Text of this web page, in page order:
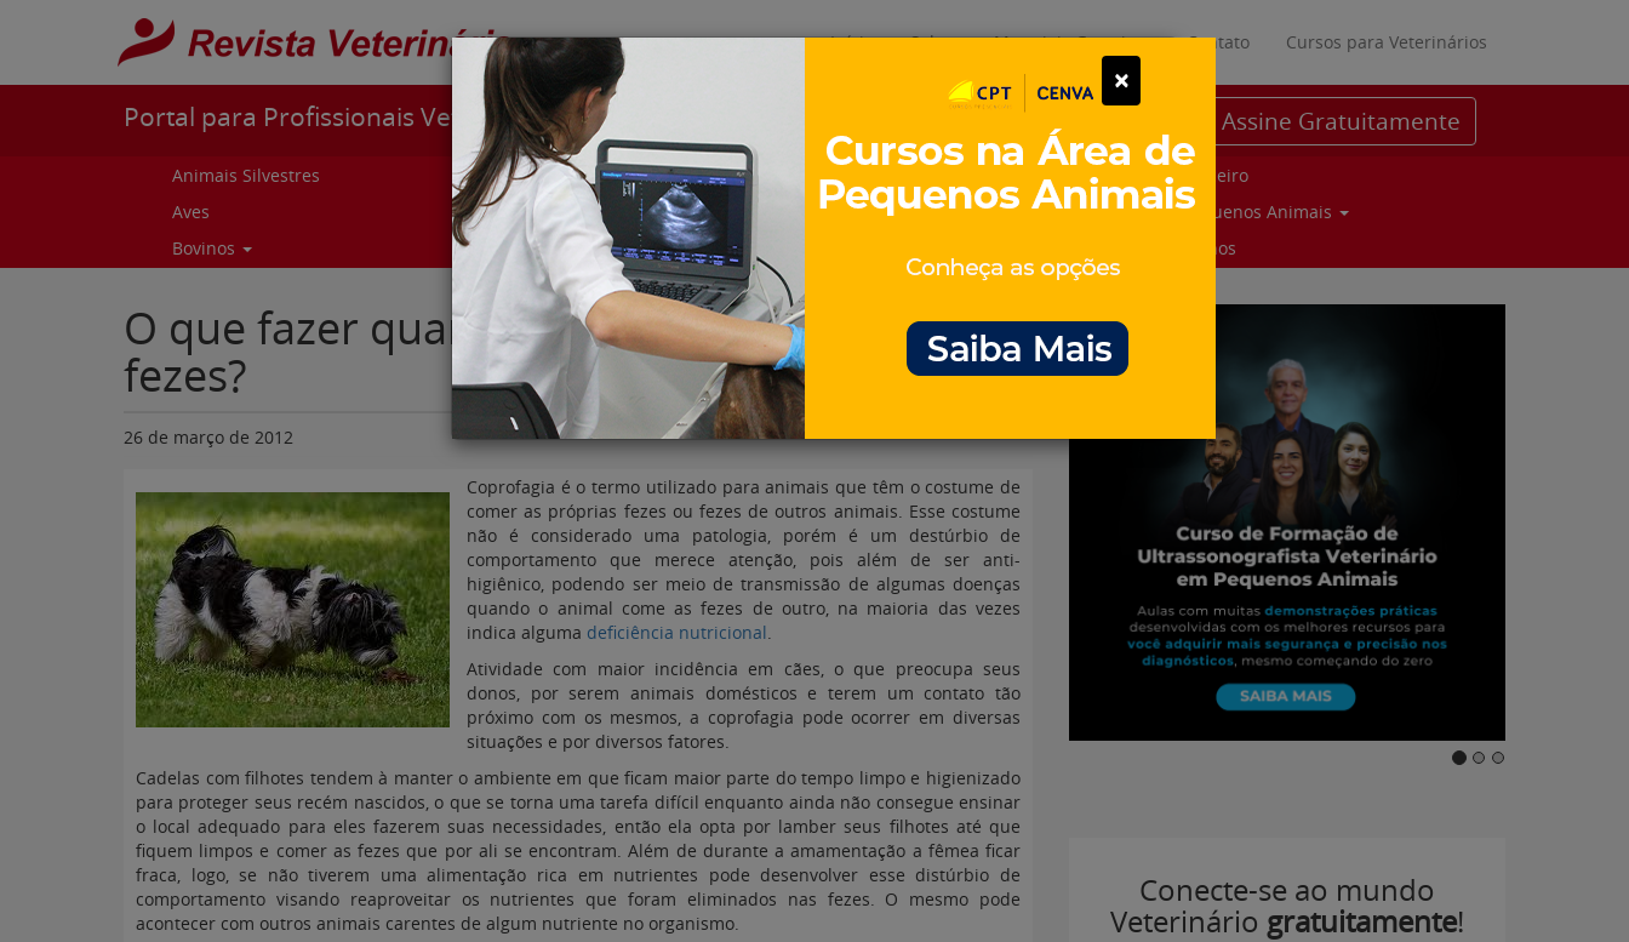
Pular para o conteúdo
Início Sobre Materiais Gratuitos Contato Cursos para Veterinários
Portal para Profissionais Veterinários Assine Gratuitamente
Animais Silvestres
Aves
Bovinos
Caprinos e ovinos
Curiosidades
Cursos e Eventos
Equinos
Parceiro
Pequenos Animais
Suinos
O que fazer quando o cão come as próprias
fezes?
26 de março de 2012
Coprofagia é o termo utilizado para animais que têm o costume de
comer as próprias fezes ou fezes de outros animais. Esse costume
não é considerado uma patologia, porém é um destúrbio de
comportamento que merece atenção, pois além de ser anti-
higiênico, podendo ser meio de transmissão de algumas doenças
quando o animal come as fezes de outro, na maioria das vezes
indica alguma deficiência nutricional.
Atividade com maior incidência em cães, o que preocupa seus
donos, por serem animais domésticos e terem um contato tão
próximo com os mesmos, a coprofagia pode ocorrer em diversas
situações e por diversos fatores.
Cadelas com filhotes tendem à manter o ambiente em que ficam maior parte do tempo limpo e higienizado
para proteger seus recém nascidos, o que se torna uma tarefa difícil enquanto ainda não consegue ensinar
o local adequado para eles fazerem suas necessidades, então ela opta por lamber seus filhotes até que
fiquem limpos e comer as fezes que por ali se encontram. Além de durante a amamentação a fêmea ficar
fraca, logo, se não tiverem uma alimentação rica em nutrientes pode desenvolver esse distúrbio de
comportamento visando reaproveitar os nutrientes que foram eliminados nas fezes. O mesmo pode
acontecer com outros animais carentes de algum nutriente no organismo.
Conecte-se ao mundo
Veterinário gratuitamente!
×